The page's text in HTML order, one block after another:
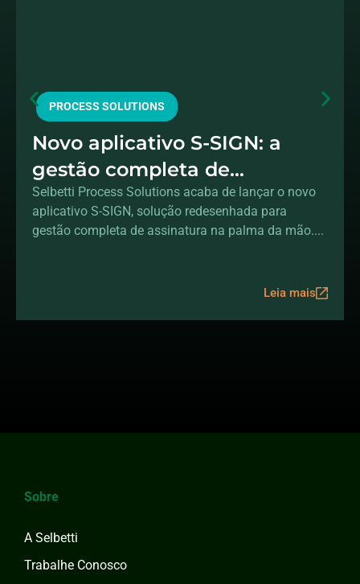
PROCESS SOLUTIONS
Novo aplicativo S-SIGN: a
gestão completa de
assinaturas na sua mão
Selbetti Process Solutions acaba de lançar o novo
aplicativo S-SIGN, solução redesenhada para
gestão completa de assinatura na palma da mão....
Leia mais
Sobre
A Selbetti
Trabalhe Conosco